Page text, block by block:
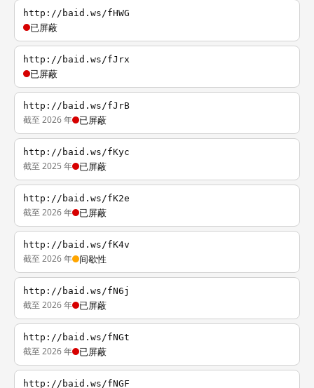
http://baid.ws/fHWG
已屏蔽
http://baid.ws/fJrx
已屏蔽
http://baid.ws/fJrB
截至 2026 年 已屏蔽
http://baid.ws/fKyc
截至 2025 年 已屏蔽
http://baid.ws/fK2e
截至 2026 年 已屏蔽
http://baid.ws/fK4v
截至 2026 年 间歇性
http://baid.ws/fN6j
截至 2026 年 已屏蔽
http://baid.ws/fNGt
截至 2026 年 已屏蔽
http://baid.ws/fNGF